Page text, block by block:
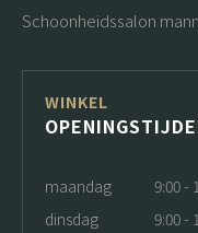
Schoonheidssalon
WINKEL
maandag
9:00 -
dinsdag
9:00 -